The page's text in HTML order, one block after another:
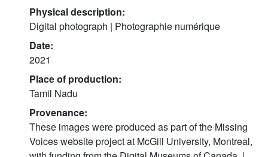
Physical description:
Digital photograph | Photographie numérique
Date:
2021
Place of production:
Tamil Nadu
Provenance:
These images were produced as part of the Missing
Voices website project at McGill University, Montreal,